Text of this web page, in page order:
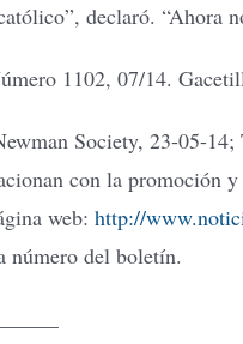
declaró. “Ahora
1102, 07/14.
Society, 23-05-
con la
web: http://
número del boletín.